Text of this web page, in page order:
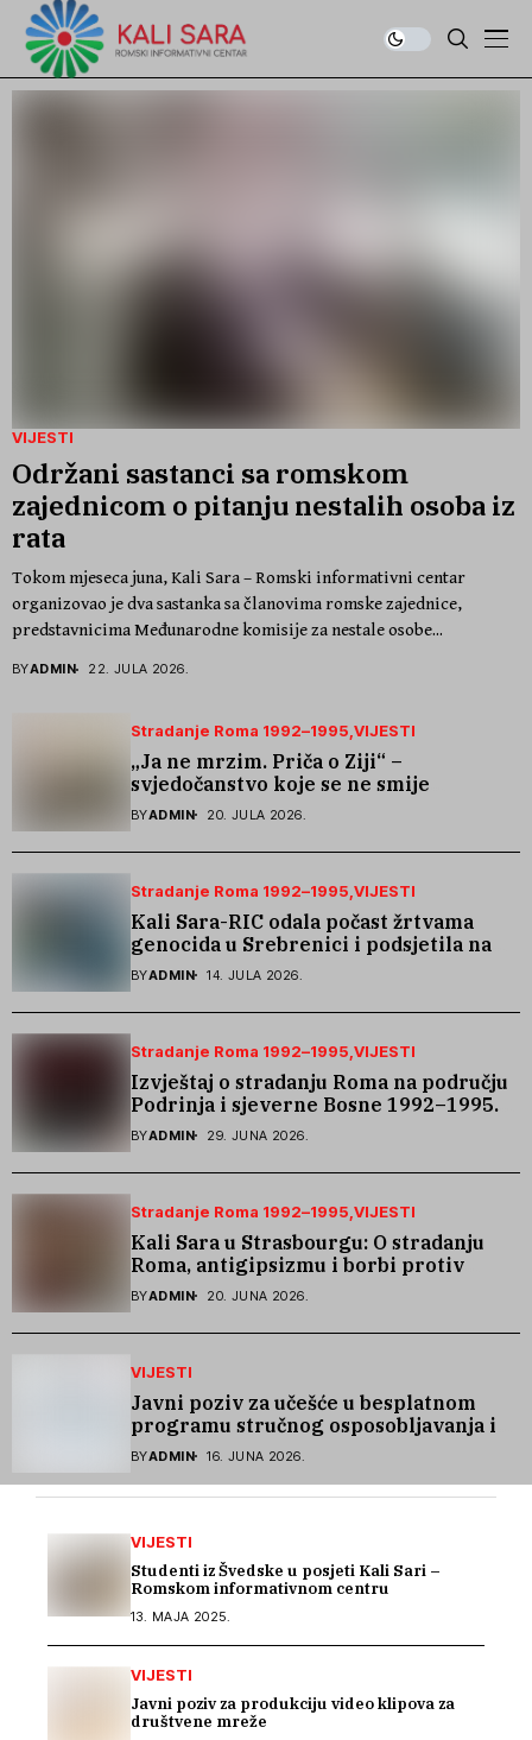
VIJESTI
Održani sastanci sa romskom
zajednicom o pitanju nestalih osoba iz
rata
Tokom mjeseca juna, Kali Sara – Romski informativni centar
organizovao je dva sastanka sa članovima romske zajednice,
predstavnicima Međunarodne komisije za nestale osobe...
BYADMIN 22. JULA 2026.
Stradanje Roma 1992–1995 VIJESTI
„Ja ne mrzim. Priča o Ziji“ –
svjedočanstvo koje se ne smije
zaboraviti
BYADMIN 20. JULA 2026.
Stradanje Roma 1992–1995 VIJESTI
Kali Sara-RIC odala počast žrtvama
genocida u Srebrenici i podsjetila na
stradanje Roma iz Skočića
BYADMIN 14. JULA 2026.
Stradanje Roma 1992–1995 VIJESTI
Izvještaj o stradanju Roma na području
Podrinja i sjeverne Bosne 1992–1995.
godine
BYADMIN 29. JUNA 2026.
Stradanje Roma 1992–1995 VIJESTI
Kali Sara u Strasbourgu: O stradanju
Roma, antigipsizmu i borbi protiv
govora mržnje
BYADMIN 20. JUNA 2026.
VIJESTI
Javni poziv za učešće u besplatnom
programu stručnog osposobljavanja i
podrške pri zapošljavanju
BYADMIN 16. JUNA 2026.
VIJESTI
Studenti iz Švedske u posjeti Kali Sari –
Romskom informativnom centru
13. MAJA 2025.
VIJESTI
Javni poziv za produkciju video klipova za
društvene mreže